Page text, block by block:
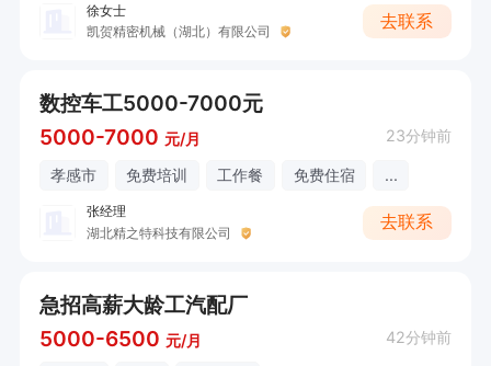
徐女士
凯贺精密机械（湖北）有限公司
去联系
数控车工5000-7000元
5000-7000 元/月 23分钟前
孝感市 免费培训 工作餐 免费住宿 ...
张经理
湖北精之特科技有限公司
去联系
急招高薪大龄工汽配厂
5000-6500 元/月 42分钟前